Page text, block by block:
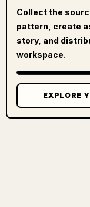
Collect the
pattern, create
story, and
workspace.
EXPLORE